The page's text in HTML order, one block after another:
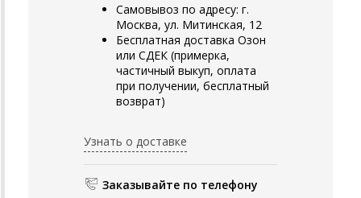
Самовывоз по адресу: г.
Москва, ул. Митинская, 12
Бесплатная доставка Озон
или СДЕК (примерка,
частичный выкуп, оплата
при получении, бесплатный
возврат)
Узнать о доставке
Заказывайте по телефону